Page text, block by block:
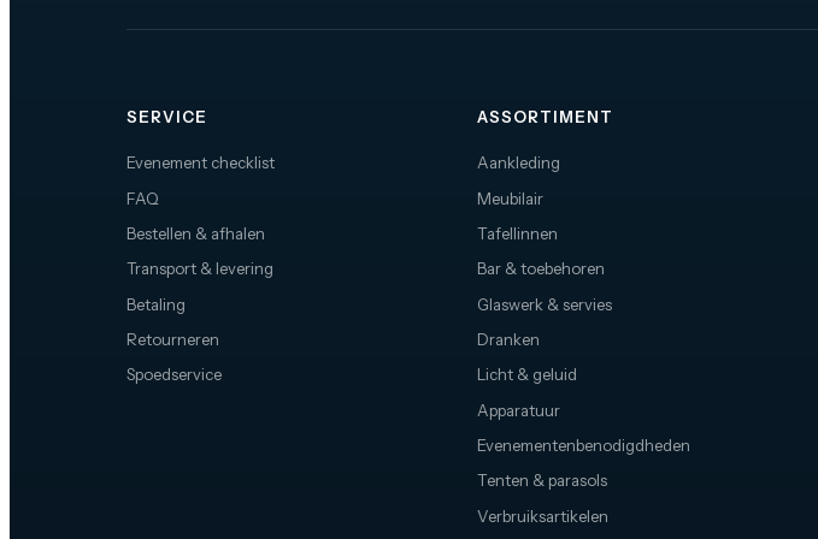
SERVICE
Evenement checklist
FAQ
Bestellen & afhalen
Transport & levering
Betaling
Retourneren
Spoedservice
ASSORTIMENT
Aankleding
Meubilair
Tafellinnen
Bar & toebehoren
Glaswerk & servies
Dranken
Licht & geluid
Apparatuur
Evenementenbenodigdheden
Tenten & parasols
Verbruiksartikelen